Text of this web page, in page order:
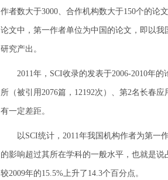
作者数大于3000、合作机构数大于150个的论
论文中，第一作者单位为中国的论文，即以
研究产出。
2011年，SCI收录的发表于2006-2010年的
所（被引用2076篇，12192次）、第2名长春
有一定差距。
以SCI统计，2011年我国机构作者为第一作
的影响超过其所在学科的一般水平，也就是说
较2009年的15.5%上升了14.3个百分点。